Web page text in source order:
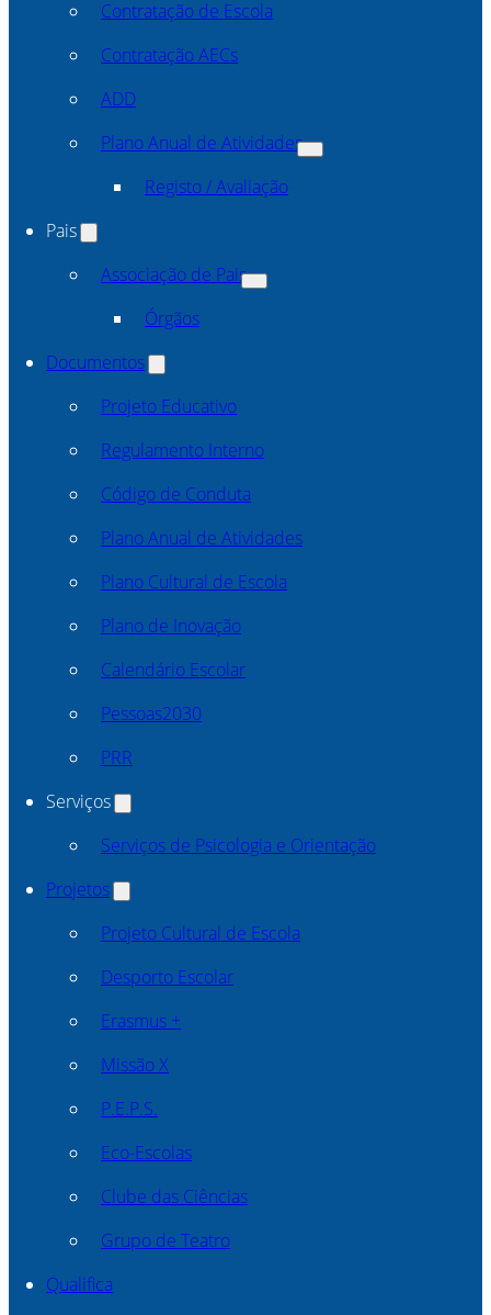
Contratação de Escola
Contratação AECs
ADD
Plano Anual de Atividades
Registo / Avaliação
Pais
Associação de Pais
Órgãos
Documentos
Projeto Educativo
Regulamento Interno
Código de Conduta
Plano Anual de Atividades
Plano Cultural de Escola
Plano de Inovação
Calendário Escolar
Pessoas2030
PRR
Serviços
Serviços de Psicologia e Orientação
Projetos
Projeto Cultural de Escola
Desporto Escolar
Erasmus +
Missão X
P.E.P.S.
Eco-Escolas
Clube das Ciências
Grupo de Teatro
Qualifica